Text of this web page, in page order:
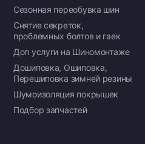
Сезонная переобувка шин
Снятие секреток,
проблемных болтов и гаек
Доп услуги на Шиномонтаже
Дошиповка, Ошиповка,
Перешиповка зимней резины
Шумоизоляция покрышек
Подбор запчастей